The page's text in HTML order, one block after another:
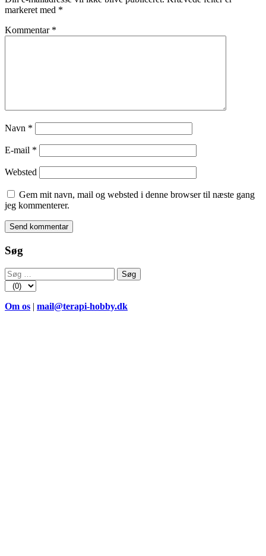
markeret med *
Kommentar *
Navn *
E-mail *
Websted
Gem mit navn, mail og websted i denne browser til næste gang
jeg kommenterer.
Søg
Søg
efter:
Om os | mail@terapi-hobby.dk